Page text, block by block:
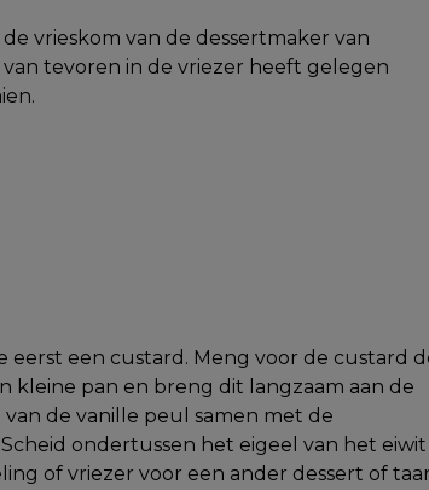
vrieskom van de dessertmaker van
tevoren in de vriezer heeft gelegen
eerst een custard. Meng voor de custard
kleine pan en breng dit langzaam aan de
de vanille peul samen met de
ondertussen het eigeel van het eiwit
of vriezer voor een ander dessert of